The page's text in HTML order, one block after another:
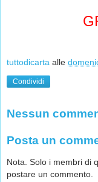
tuttodicarta alle
Condividi
Nessun
Posta un
Nota. Solo i membri di
postare un commento.